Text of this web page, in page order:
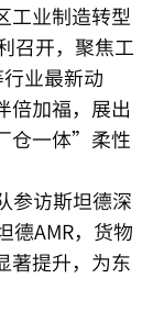
业制造转型
召开，聚焦工
业最新动
倍加福，展出
仓一体”柔性
参访斯坦德深
德AMR，货物
著提升，为东